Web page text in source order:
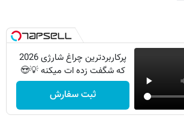
پرکاربردترین چراغ شارژی 2026
که شگفت زده ات میکنه 💡😍
ثبت سفارش